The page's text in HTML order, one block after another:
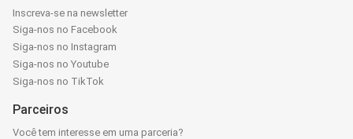
Inscreva-se na newsletter
Siga-nos no Facebook
Siga-nos no Instagram
Siga-nos no Youtube
Siga-nos no TikTok
Parceiros
Você tem interesse em uma parceria?